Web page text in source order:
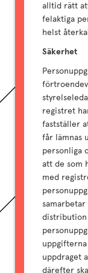
alltid rätt
felaktiga
helst
Säkerhet
registret
fastställer
får lämnas
personliga
att de som
med
distribution
uppdraget
därefter